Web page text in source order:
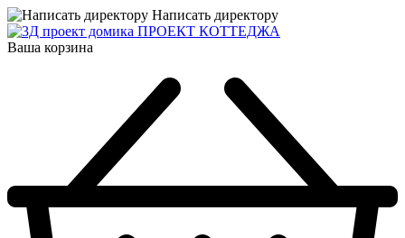
Написать директору
ПРОЕКТ КОТТЕДЖА
Ваша корзина